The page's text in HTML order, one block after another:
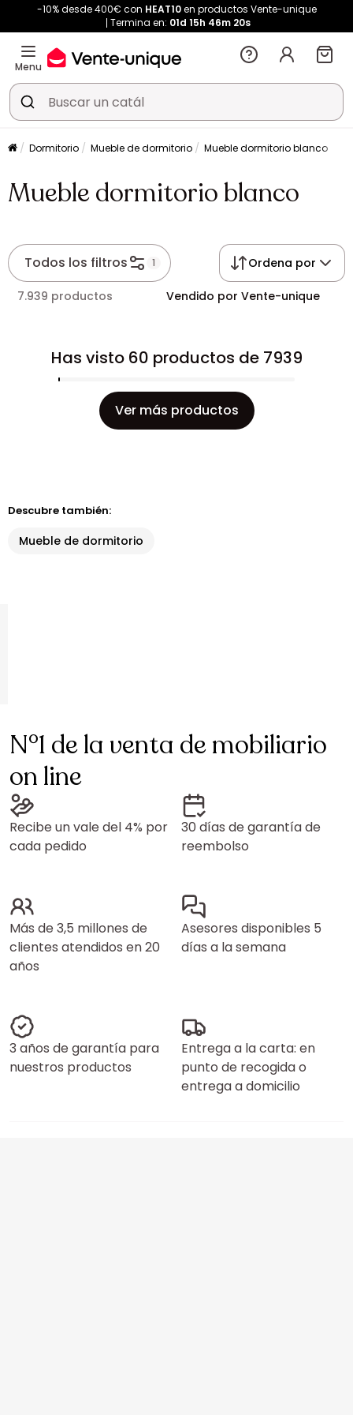
-10% desde 400€ con HEAT10en productos Vente-unique
Termina en: 01d 15h 46m 20s
Menu
Dormitorio Mueble de dormitorio Mueble dormitorio blanco
Mueble dormitorio blanco
Todos los filtros 1 Ordena por
7.939 productos Vendido por Vente-unique
Has visto 60 productos de 7939
Ver más productos
Descubre también:
Mueble de dormitorio
N°1 de la venta de mobiliario
on line
Recibe un vale del 4% por
cada pedido
30 días de garantía de
reembolso
Más de 3,5 millones de
clientes atendidos en 20
años
Asesores disponibles 5
días a la semana
3 años de garantía para
nuestros productos
Entrega a la carta: en
punto de recogida o
entrega a domicilio